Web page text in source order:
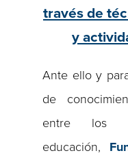
través de
y
Ante ello y
de
entre los
educación,